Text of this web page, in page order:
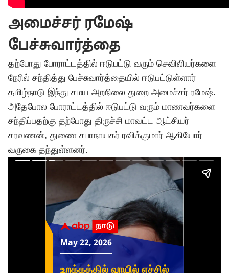
அமைச்சர் ரமேஷ்
பேச்சுவார்த்தை
தற்போது போராட்டத்தில் ஈடுபட்டு வரும் செவிலியர்களை
நேரில் சந்தித்து பேச்சுவார்த்தையில் ஈடுபட்டுள்ளார்
தமிழ்நாடு இந்து சமய அறநிலை துறை அமைச்சர் ரமேஷ்.
அதேபோல போராட்டத்தில் ஈடுபட்டு வரும் மாணவர்களை
சந்திப்பதற்கு தற்போது திருச்சி மாவட்ட ஆட்சியர்
சரவணன், துணை சபாநாயகர் ரவிக்குமார் ஆகியோர்
வருகை தந்துள்ளனர்.